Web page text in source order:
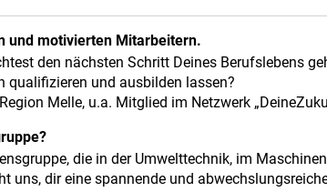
und motivierten Mitarbeitern.
den nächsten Schritt Deines Berufslebens
qualifizieren und ausbilden lassen?
Melle, u.a. Mitglied im Netzwerk
die in der Umwelttechnik, im
uns, dir eine spannende und